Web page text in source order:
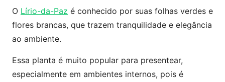
O Lírio-da-Paz é conhecido por suas folhas verdes e
flores brancas, que trazem tranquilidade e elegância
ao ambiente.
Essa planta é muito popular para presentear,
especialmente em ambientes internos, pois é